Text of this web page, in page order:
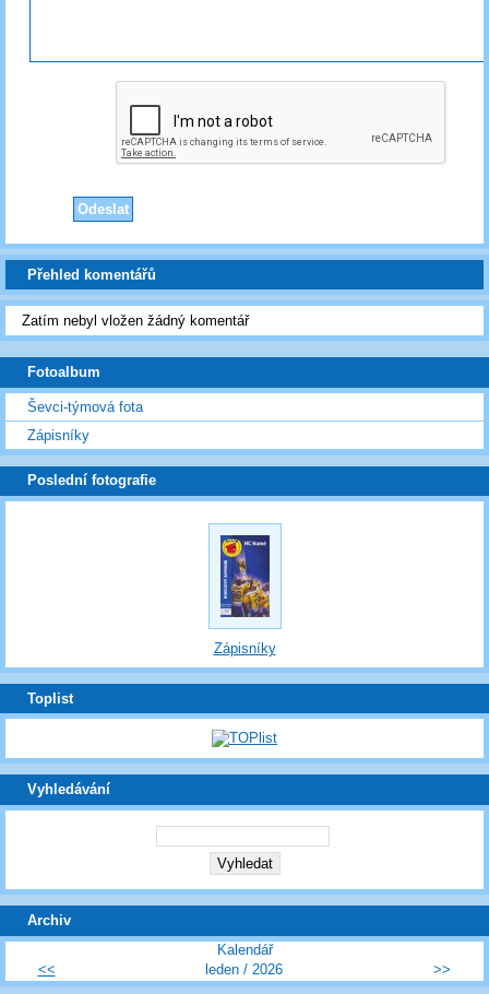
Přehled komentářů
Zatím nebyl vložen žádný komentář
Fotoalbum
Ševci-týmová fota
Zápisníky
Poslední fotografie
Zápisníky
Toplist
Vyhledávání
Archiv
Kalendář
<<
leden / 2026 >>